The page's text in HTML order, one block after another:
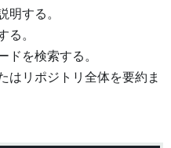
明する。
る。
ドを検索する。
はリポジトリ全体を要約ま